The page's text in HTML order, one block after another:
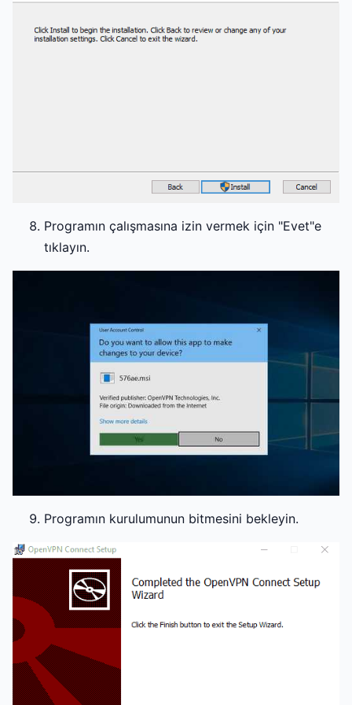
Programın çalışmasına izin vermek için "Evet"e
tıklayın.
Programın kurulumunun bitmesini bekleyin.